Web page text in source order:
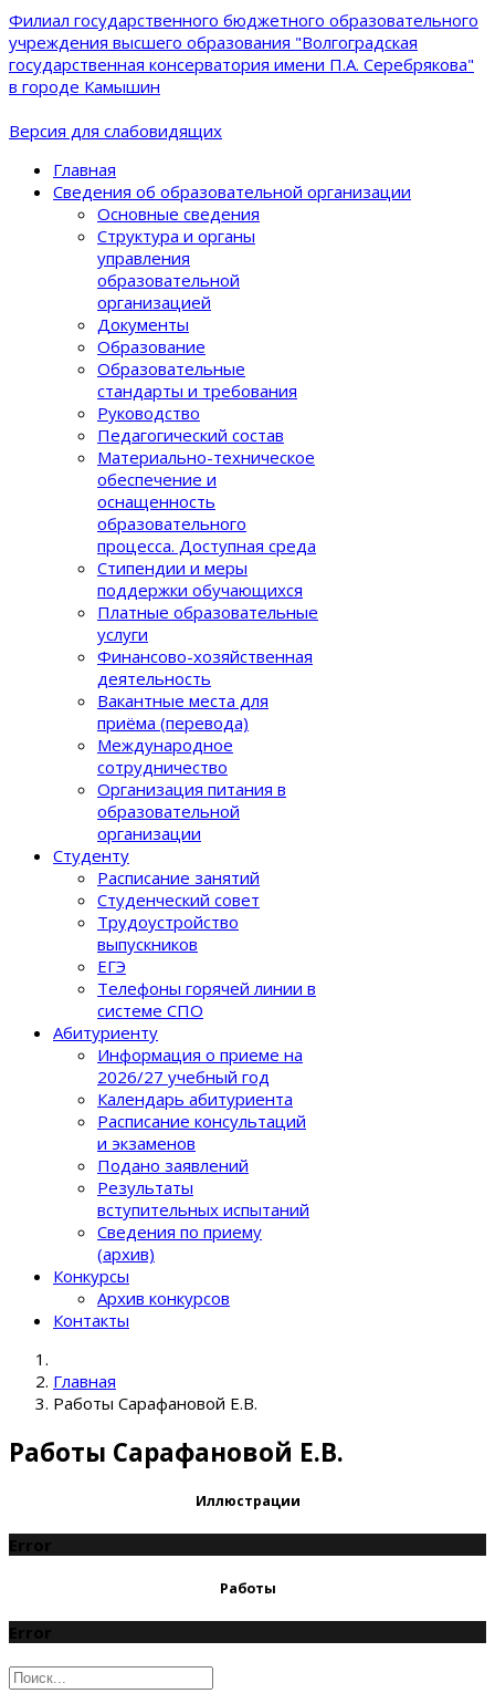
Филиал государственного бюджетного образовательного
учреждения высшего образования "Волгоградская
государственная консерватория имени П.А. Серебрякова"
в городе Камышин
Версия для слабовидящих
Главная
Сведения об образовательной организации
Основные сведения
Структура и органы
управления
образовательной
организацией
Документы
Образование
Образовательные
стандарты и требования
Руководство
Педагогический состав
Материально-техническое
обеспечение и
оснащенность
образовательного
процеcса. Доступная среда
Стипендии и меры
поддержки обучающихся
Платные образовательные
услуги
Финансово-хозяйственная
деятельность
Вакантные места для
приёма (перевода)
Международное
сотрудничество
Организация питания в
образовательной
организации
Студенту
Расписание занятий
Студенческий совет
Трудоустройство
выпускников
ЕГЭ
Телефоны горячей линии в
системе СПО
Абитуриенту
Информация о приеме на
2026/27 учебный год
Календарь абитуриента
Расписание консультаций
и экзаменов
Подано заявлений
Результаты
вступительных испытаний
Сведения по приему
(архив)
Конкурсы
Архив конкурсов
Контакты
Главная
Работы Сарафановой Е.В.
Работы Сарафановой Е.В.
Иллюстрации
Error
Работы
Error